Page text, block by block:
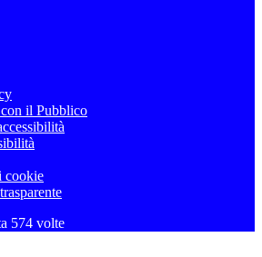
il Pubblico
cookie
574 volte